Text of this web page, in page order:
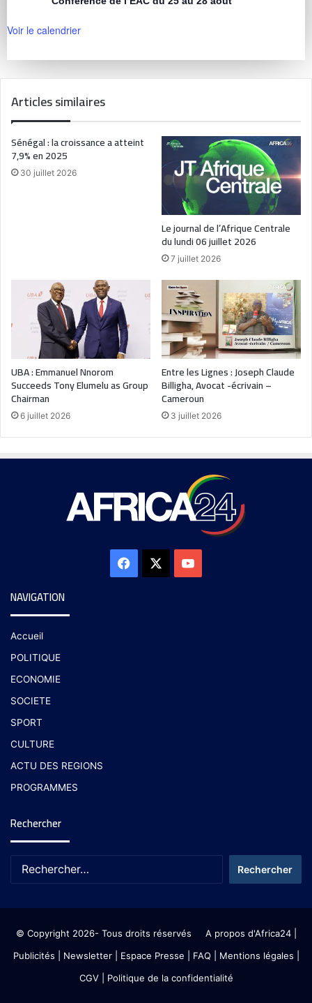
Voir le calendrier
Articles similaires
Sénégal : la croissance a atteint
7,9% en 2025
30 juillet 2026
Le journal de l’Afrique Centrale
du lundi 06 juillet 2026
7 juillet 2026
UBA : Emmanuel Nnorom
Succeeds Tony Elumelu as Group
Chairman
6 juillet 2026
Entre les Lignes : Joseph Claude
Billigha, Avocat -écrivain –
Cameroun
3 juillet 2026
NAVIGATION
Accueil
POLITIQUE
ECONOMIE
SOCIETE
SPORT
CULTURE
ACTU DES REGIONS
PROGRAMMES
Rechercher
© Copyright 2026- Tous droits réservés A propos d'Africa24|
Publicités
Newsletter| Espace Presse | FAQ | Mentions légales
CGV| Politique de la confidentialité